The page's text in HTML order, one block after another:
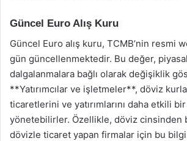
Güncel Euro Alış Kuru
Güncel Euro alış kuru, TCMB’nin resmi
gün güncellenmektedir. Bu değer,
dalgalanmalara bağlı olarak değişiklik
**Yatırımcılar ve işletmeler**, döviz
ticaretlerini ve yatırımlarını daha etkili
yönetebilirler. Özellikle, döviz cinsinden
dövizle ticaret yapan firmalar için bu